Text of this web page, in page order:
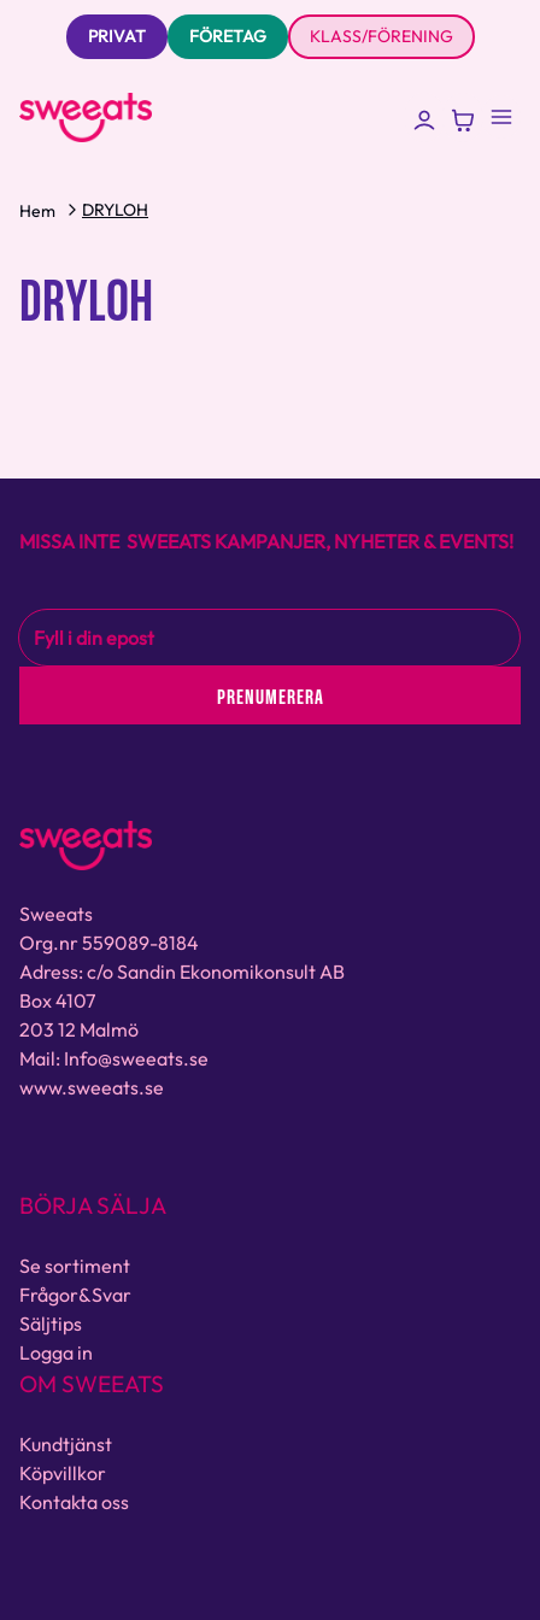
PRIVAT FÖRETAG KLASS/FÖRENING
Hem DRYLOH
DRYLOH
MISSA INTE SWEEATS KAMPANJER, NYHETER & EVENTS!
PRENUMERERA
Sweeats
Org.nr 559089-8184
Adress: c/o Sandin Ekonomikonsult AB
Box 4107
203 12 Malmö
Mail: Info@sweeats.se
www.sweeats.se
BÖRJA SÄLJA
Se sortiment
Frågor&Svar
Säljtips
Logga in
OM SWEEATS
Kundtjänst
Köpvillkor
Kontakta oss